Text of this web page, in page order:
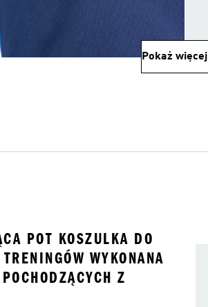
Pokaż więcej
POT KOSZULKA DO
WYKONANA
Z